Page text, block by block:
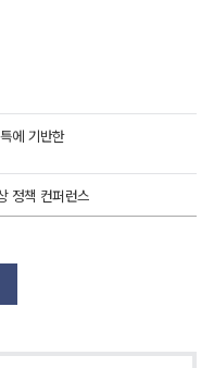
에 기반한
정책 컨퍼런스